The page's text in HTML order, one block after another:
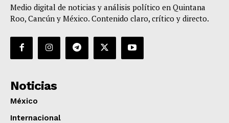
Medio digital de noticias y análisis político en Quintana
Roo, Cancún y México. Contenido claro, crítico y directo.
Noticias
México
Internacional